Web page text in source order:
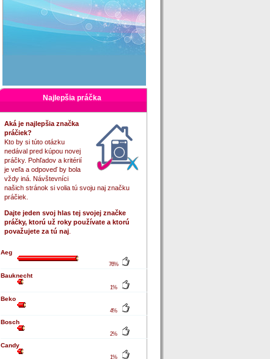
Najlepšia práčka
Aká je najlepšia značka
práčiek?
Kto by si túto otázku
nedával pred kúpou novej
práčky. Pohľadov a kritérií
je veľa a odpoveď by bola
vždy iná. Návštevníci
našich stránok si volia tú svoju naj značku
práčiek.
Dajte jeden svoj hlas tej svojej značke
práčky, ktorú už roky používate a ktorú
považujete za tú naj.
Aeg
76%
Bauknecht
1%
Beko
4%
Bosch
2%
Candy
1%